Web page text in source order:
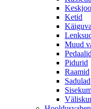
Ketid
Muud
Pidurid
Raamid
Sadulad